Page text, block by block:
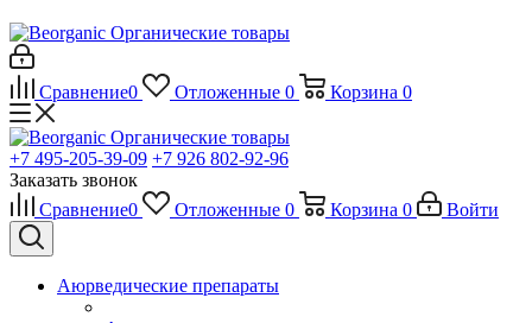
Органические товары
Сравнение0 Отложенные 0 Корзина 0
Органические товары
+7 495-205-39-09 +7 926 802-92-96
Заказать звонок
Сравнение0 Отложенные 0 Корзина 0 Войти
Аюрведические препараты